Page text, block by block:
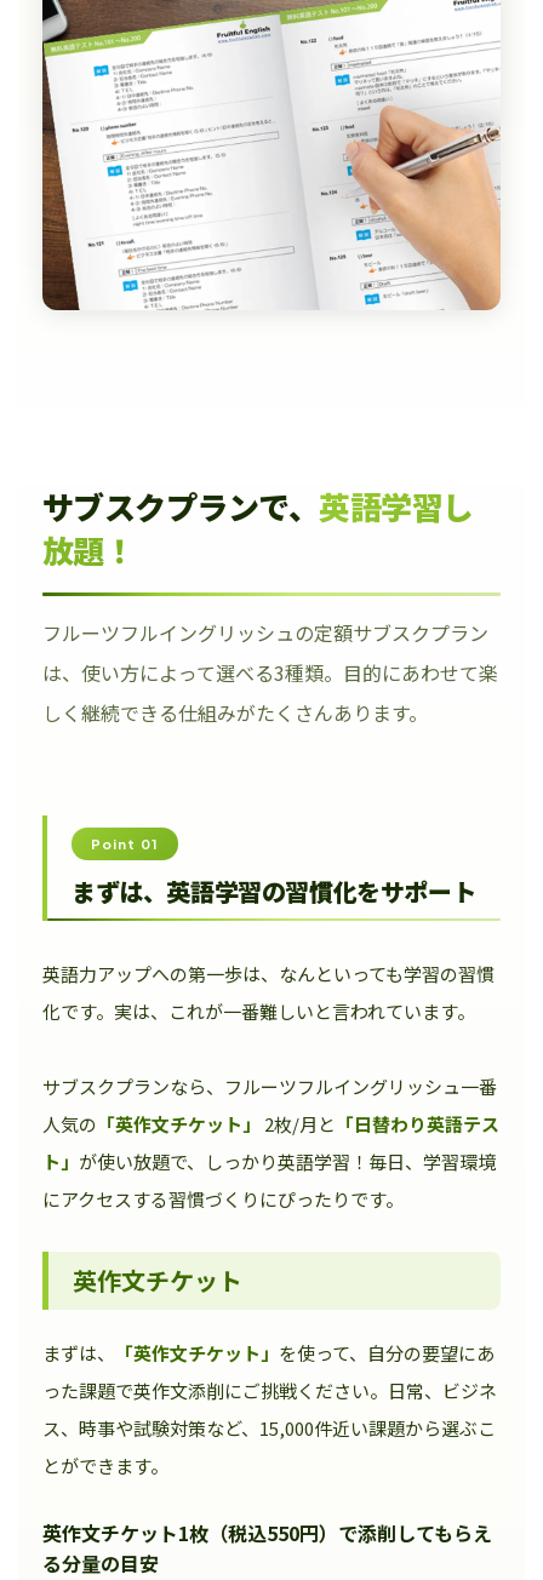
サブスクプランで、 英語学習し
放題！
フルーツフルイングリッシュの定額サブスクプラン
は、使い方によって選べる3種類。目的にあわせて楽
しく継続できる仕組みがたくさんあります。
Point 01
まずは、英語学習の習慣化をサポート
英語力アップへの第一歩は、なんといっても学習の習慣
化です。実は、これが一番難しいと言われています。
サブスクプランなら、フルーツフルイングリッシュ一番
人気の 「英作文チケット」 2枚/月と 「日替わり英語テス
ト」 が使い放題で、しっかり英語学習！毎日、学習環境
にアクセスする習慣づくりにぴったりです。
英作文チケット
まずは、 「英作文チケット」 を使って、自分の要望にあ
った課題で英作文添削にご挑戦ください。日常、ビジネ
ス、時事や試験対策など、15,000件近い課題から選ぶこ
とができます。
英作文チケット1枚（税込550円）で添削してもらえ
る分量の目安